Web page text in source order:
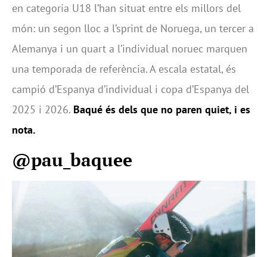
en categoria U18 l’han situat entre els millors del
món: un segon lloc a l’sprint de Noruega, un tercer a
Alemanya i un quart a l’individual noruec marquen
una temporada de referència. A escala estatal, és
campió d’Espanya d’individual i copa d’Espanya del
2025 i 2026. Baqué és dels que no paren quiet, i es
nota.
@pau_baquee